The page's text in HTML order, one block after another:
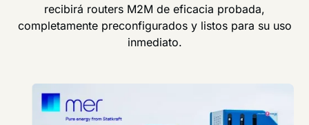
recibirá routers M2M de eficacia probada,
completamente preconfigurados y listos para su uso
inmediato.